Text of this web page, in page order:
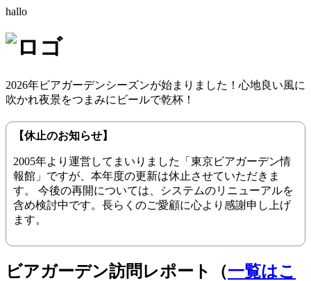
hallo
2026年ビアガーデンシーズンが始まりました！心地良い風に
吹かれ夜景をつまみにビールで乾杯！
【休止のお知らせ】
2005年より運営してまいりました「東京ビアガーデン情
報館」ですが、本年度の更新は休止させていただきま
す。 今後の再開については、システムのリニューアルを
含め検討中です。長らくのご愛顧に心より感謝申し上げ
ます。
ビアガーデン訪問レポート（一覧はこ